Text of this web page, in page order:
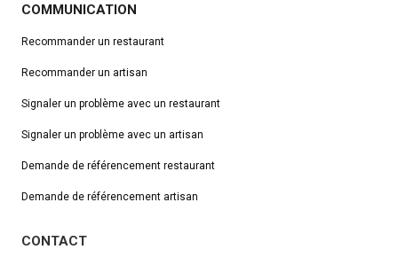
COMMUNICATION
Recommander un restaurant
Recommander un artisan
Signaler un problème avec un restaurant
Signaler un problème avec un artisan
Demande de référencement restaurant
Demande de référencement artisan
CONTACT